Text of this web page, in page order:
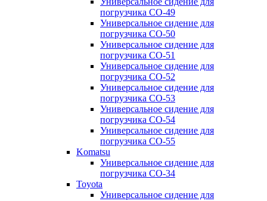
погрузчика CO-49
Универсальное сидение для
погрузчика CO-50
Универсальное сидение для
погрузчика CO-51
Универсальное сидение для
погрузчика CO-52
Универсальное сидение для
погрузчика CO-53
Универсальное сидение для
погрузчика CO-54
Универсальное сидение для
погрузчика CO-55
Komatsu
Универсальное сидение для
погрузчика CO-34
Toyota
Универсальное сидение для